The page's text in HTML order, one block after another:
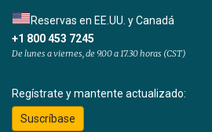
Reservas en EE.UU. y Canadá
+1 800 453 7245
De lunes a viernes, de 9.00 a 17.30 horas (CST)
Regístrate y mantente actualizado:
Suscríbase